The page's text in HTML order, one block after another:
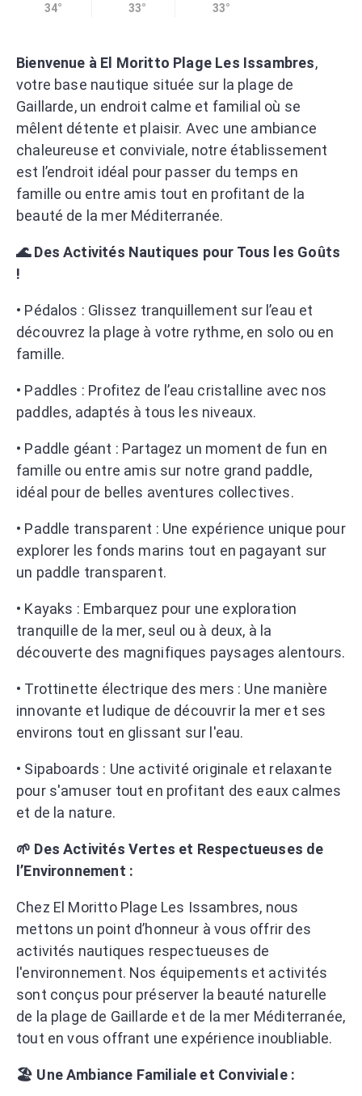
34° 33° 33°
Bienvenue à El Moritto Plage Les Issambres,
votre base nautique située sur la plage de
Gaillarde, un endroit calme et familial où se
mêlent détente et plaisir. Avec une ambiance
chaleureuse et conviviale, notre établissement
est l’endroit idéal pour passer du temps en
famille ou entre amis tout en profitant de la
beauté de la mer Méditerranée.
🌊 Des Activités Nautiques pour Tous les Goûts
!
• Pédalos : Glissez tranquillement sur l’eau et
découvrez la plage à votre rythme, en solo ou en
famille.
• Paddles : Profitez de l’eau cristalline avec nos
paddles, adaptés à tous les niveaux.
• Paddle géant : Partagez un moment de fun en
famille ou entre amis sur notre grand paddle,
idéal pour de belles aventures collectives.
• Paddle transparent : Une expérience unique pour
explorer les fonds marins tout en pagayant sur
un paddle transparent.
• Kayaks : Embarquez pour une exploration
tranquille de la mer, seul ou à deux, à la
découverte des magnifiques paysages alentours.
• Trottinette électrique des mers : Une manière
innovante et ludique de découvrir la mer et ses
environs tout en glissant sur l'eau.
• Sipaboards : Une activité originale et relaxante
pour s'amuser tout en profitant des eaux calmes
et de la nature.
🌱 Des Activités Vertes et Respectueuses de
l’Environnement :
Chez El Moritto Plage Les Issambres, nous
mettons un point d’honneur à vous offrir des
activités nautiques respectueuses de
l'environnement. Nos équipements et activités
sont conçus pour préserver la beauté naturelle
de la plage de Gaillarde et de la mer Méditerranée,
tout en vous offrant une expérience inoubliable.
🏖️ Une Ambiance Familiale et Conviviale :